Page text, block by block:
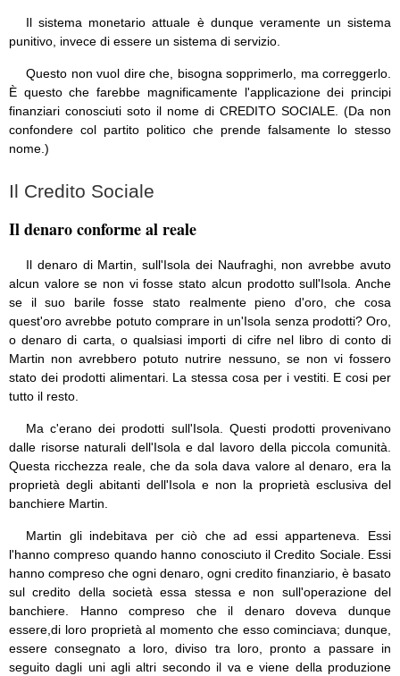
Il sistema monetario attuale è dunque veramente un sistema
punitivo, invece di essere un sistema di servizio.
Questo non vuol dire che, bisogna sopprimerlo, ma correggerlo.
È questo che farebbe magnificamente l'applicazione dei principi
finanziari conosciuti soto il nome di CREDITO SOCIALE. (Da non
confondere col partito politico che prende falsamente lo stesso
nome.)
Il Credito Sociale
Il denaro conforme al reale
Il denaro di Martin, sull'Isola dei Naufraghi, non avrebbe avuto
alcun valore se non vi fosse stato alcun prodotto sull'Isola. Anche
se il suo barile fosse stato realmente pieno d'oro, che cosa
quest'oro avrebbe potuto comprare in un'Isola senza prodotti? Oro,
o denaro di carta, o qualsiasi importi di cifre nel libro di conto di
Martin non avrebbero potuto nutrire nessuno, se non vi fossero
stato dei prodotti alimentari. La stessa cosa per i vestiti. E cosi per
tutto il resto.
Ma c'erano dei prodotti sull'Isola. Questi prodotti provenivano
dalle risorse naturali dell'Isola e dal lavoro della piccola comunità.
Questa ricchezza reale, che da sola dava valore al denaro, era la
proprietà degli abitanti dell'Isola e non la proprietà esclusiva del
banchiere Martin.
Martin gli indebitava per ciò che ad essi apparteneva. Essi
l'hanno compreso quando hanno conosciuto il Credito Sociale. Essi
hanno compreso che ogni denaro, ogni credito finanziario, è basato
sul credito della società essa stessa e non sull'operazione del
banchiere. Hanno compreso che il denaro doveva dunque
essere,di loro proprietà al momento che esso cominciava; dunque,
essere consegnato a loro, diviso tra loro, pronto a passare in
seguito dagli uni agli altri secondo il va e viene della produzione